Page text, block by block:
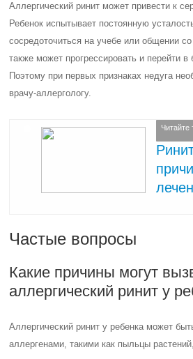
Аллергический ринит может привести к
Ребенок испытывает постоянную
сосредоточиться на учебе или общении
также может прогрессировать и перейти
Поэтому при первых признаках недуга
врачу-аллергологу.
Читайте
Частые вопросы
Какие причины могут
аллергический ринит у
Аллергический ринит у ребенка может
аллергенами, такими как пыльцы